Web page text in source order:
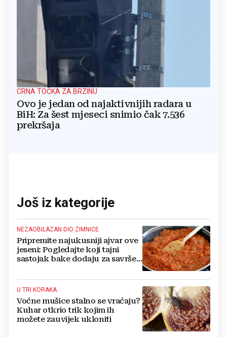
CRNA TOČKA ZA BRZINU
Ovo je jedan od najaktivnijih radara u
BiH: Za šest mjeseci snimio čak 7.536
prekršaja
Još iz kategorije
NEZAOBILAZAN DIO ZIMNICE
Pripremite najukusniji ajvar ove
jeseni: Pogledajte koji tajni
sastojak bake dodaju za savršen
U TRI KORAKA
Voćne mušice stalno se vraćaju?
Kuhar otkrio trik kojim ih
možete zauvijek ukloniti